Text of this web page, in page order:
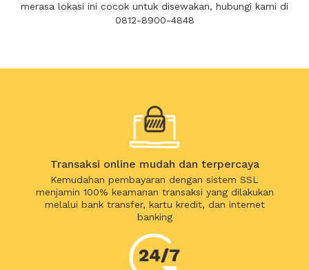
merasa lokasi ini cocok untuk disewakan, hubungi kami di
0812-8900-4848
Transaksi online mudah dan terpercaya
Kemudahan pembayaran dengan sistem SSL
menjamin 100% keamanan transaksi yang dilakukan
melalui bank transfer, kartu kredit, dan internet
banking